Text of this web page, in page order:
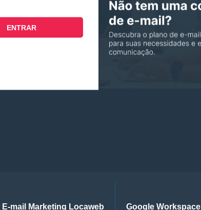
E-mail Marketing Locaweb Google Workspace